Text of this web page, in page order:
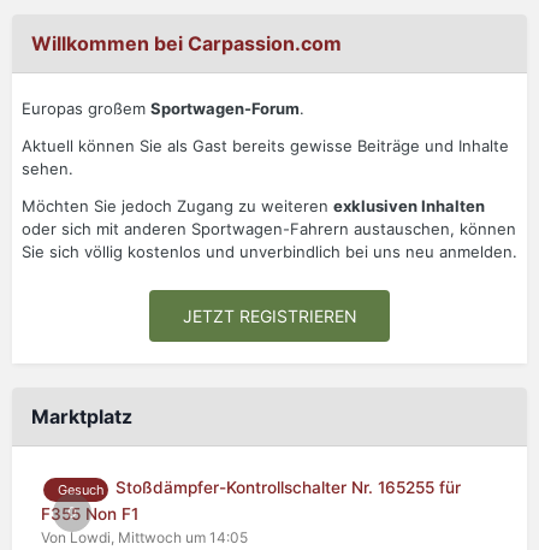
Willkommen bei Carpassion.com
Europas großem Sportwagen-Forum.
Aktuell können Sie als Gast bereits gewisse Beiträge und Inhalte
sehen.
Möchten Sie jedoch Zugang zu weiteren exklusiven Inhalten
oder sich mit anderen Sportwagen-Fahrern austauschen, können
Sie sich völlig kostenlos und unverbindlich bei uns neu anmelden.
JETZT REGISTRIEREN
Marktplatz
0
Gesuch
Stoßdämpfer-Kontrollschalter Nr. 165255 für
F355 Non F1
Von Lowdi, Mittwoch um 14:05